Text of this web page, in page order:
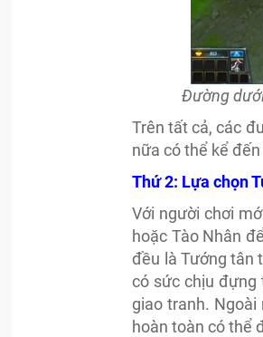
Đường
Trên tất cả, các
nữa có thể kể
Thứ 2: Lựa chọn
Với người chơi
hoặc Tào Nhân
đều là Tướng tân
có sức chịu đựng
giao tranh. Ngoài
hoàn toàn có thể